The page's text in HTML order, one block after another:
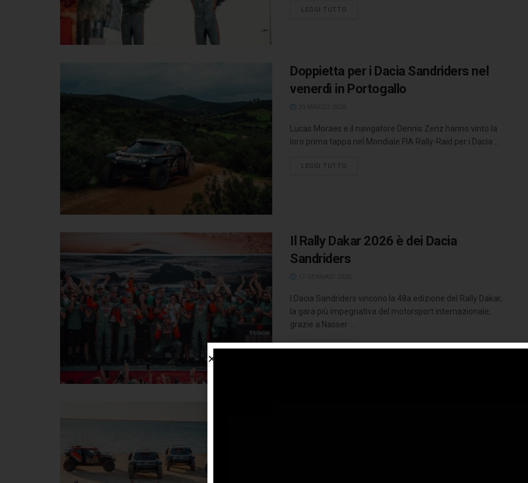
LEGGI TUTTO
Doppietta per i Dacia Sandriders nel
venerdì in Portogallo
Lucas Moraes e il navigatore Dennis Zenz hanno vinto la
loro prima tappa nel Mondiale FIA Rally-Raid per i Dacia ...
LEGGI TUTTO
Il Rally Dakar 2026 è dei Dacia
Sandriders
I Dacia Sandriders vincono la 48a edizione del Rally Dakar,
la gara più impegnativa del motorsport internazionale,
grazie a Nasser ...
LEGGI TUTTO